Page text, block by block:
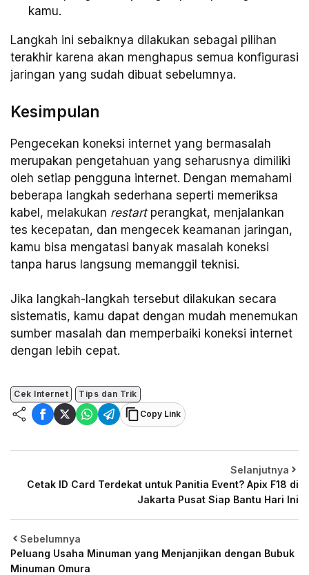
kamu.
Langkah ini sebaiknya dilakukan sebagai pilihan
terakhir karena akan menghapus semua konfigurasi
jaringan yang sudah dibuat sebelumnya.
Kesimpulan
Pengecekan koneksi internet yang bermasalah
merupakan pengetahuan yang seharusnya dimiliki
oleh setiap pengguna internet. Dengan memahami
beberapa langkah sederhana seperti memeriksa
kabel, melakukan restartperangkat, menjalankan
tes kecepatan, dan mengecek keamanan jaringan,
kamu bisa mengatasi banyak masalah koneksi
tanpa harus langsung memanggil teknisi.
Jika langkah-langkah tersebut dilakukan secara
sistematis, kamu dapat dengan mudah menemukan
sumber masalah dan memperbaiki koneksi internet
dengan lebih cepat.
Cek Internet
Tips dan Trik
Copy Link
Sebelumnya
Peluang Usaha Minuman yang Menjanjikan dengan Bubuk
Minuman Omura
Selanjutnya
Cetak ID Card Terdekat untuk Panitia Event? Apix F18 di
Jakarta Pusat Siap Bantu Hari Ini